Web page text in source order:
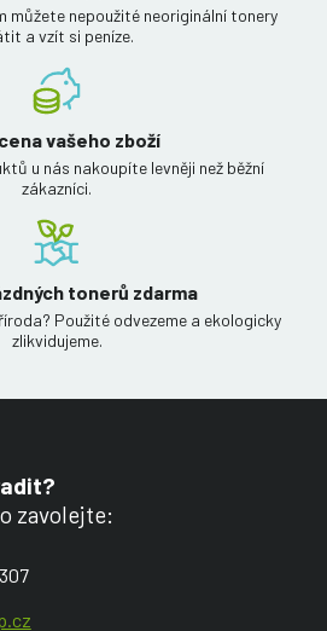
můžete nepoužité neoriginální tonery
a vzít si peníze.
vašeho zboží
u nás nakoupíte levněji než běžní
zákazníci.
tonerů zdarma
Použité odvezeme a ekologicky
zlikvidujeme.
zavolejte: